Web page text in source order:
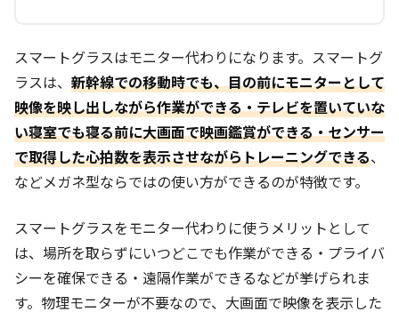
スマートグラスはモニター代わりになります。スマートグ
ラスは、 新幹線での移動時でも、目の前にモニターとして
映像を映し出しながら作業ができる・テレビを置いていな
い寝室でも寝る前に大画面で映画鑑賞ができる・センサー
で取得した心拍数を表示させながらトレーニングできる、
などメガネ型ならではの使い方ができるのが特徴です。
スマートグラスをモニター代わりに使うメリットとして
は、場所を取らずにいつどこでも作業ができる・プライバ
シーを確保できる・遠隔作業ができるなどが挙げられま
す。物理モニターが不要なので、大画面で映像を表示した